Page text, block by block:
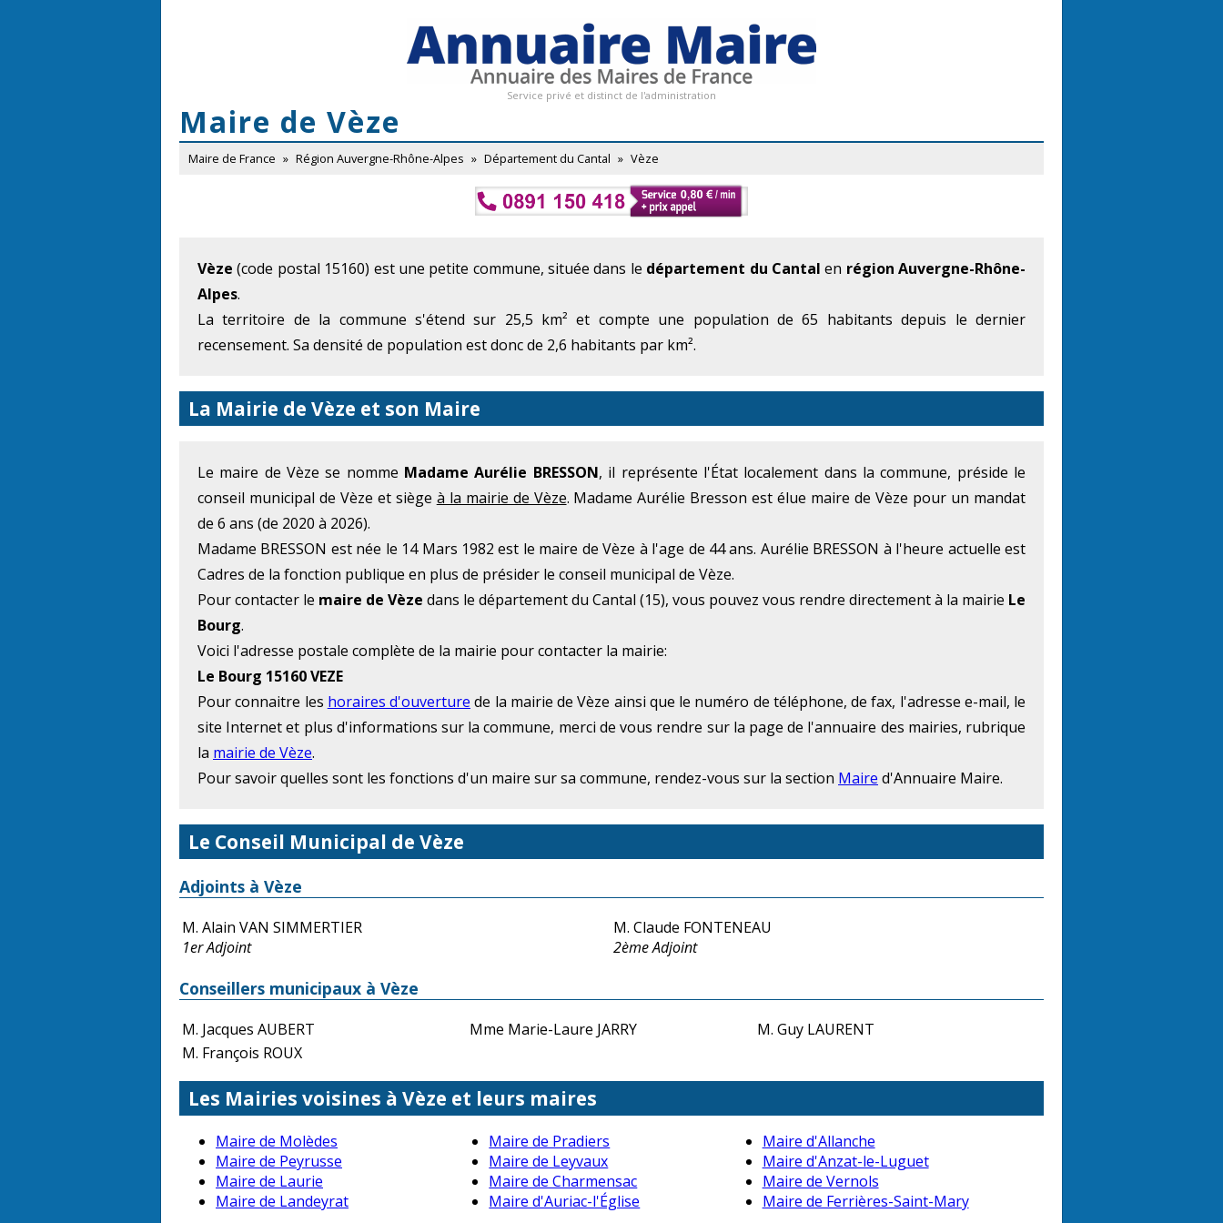
Service privé et distinct de l'administration
Maire de Vèze
Maire de France » Région Auvergne-Rhône-Alpes » Département du Cantal » Vèze
Vèze (code postal 15160) est une petite commune, située dans le département du Cantal en région Auvergne-Rhône-
Alpes.
La territoire de la commune s'étend sur 25,5 km² et compte une population de 65 habitants depuis le dernier
recensement. Sa densité de population est donc de 2,6 habitants par km².
La Mairie de Vèze et son Maire
Le maire de Vèze se nomme Madame Aurélie BRESSON, il représente l'État localement dans la commune, préside le
conseil municipal de Vèze et siège à la mairie de Vèze. Madame Aurélie Bresson est élue maire de Vèze pour un mandat
de 6 ans (de 2020 à 2026).
Madame BRESSON est née le 14 Mars 1982 est le maire de Vèze à l'age de 44 ans. Aurélie BRESSON à l'heure actuelle est
Cadres de la fonction publique en plus de présider le conseil municipal de Vèze.
Pour contacter le maire de Vèze dans le département du Cantal (15), vous pouvez vous rendre directement à la mairie Le
Bourg.
Voici l'adresse postale complète de la mairie pour contacter la mairie:
Le Bourg 15160 VEZE
Pour connaitre les horaires d'ouverture de la mairie de Vèze ainsi que le numéro de téléphone, de fax, l'adresse e-mail, le
site Internet et plus d'informations sur la commune, merci de vous rendre sur la page de l'annuaire des mairies, rubrique
la mairie de Vèze.
Pour savoir quelles sont les fonctions d'un maire sur sa commune, rendez-vous sur la section Maire d'Annuaire Maire.
Le Conseil Municipal de Vèze
Adjoints à Vèze
M. Alain VAN SIMMERTIER
1er Adjoint
M. Claude FONTENEAU
2ème Adjoint
Conseillers municipaux à Vèze
M. Jacques AUBERT Mme Marie-Laure JARRY
M. Guy LAURENT
M. François ROUX
Les Mairies voisines à Vèze et leurs maires
Maire de Molèdes Maire de Pradiers
Maire d'Allanche
Maire de Peyrusse
Maire de Leyvaux
Maire d'Anzat-le-Luguet
Maire de Laurie
Maire de Charmensac
Maire de Vernols
Maire de Landeyrat
Maire d'Auriac-l'Église Maire de Ferrières-Saint-Mary